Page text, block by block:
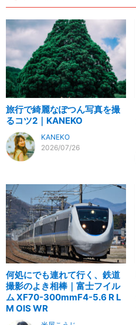
旅行で綺麗なぽつん写真を撮
るコツ2｜KANEKO
KANEKO
2026/07/26
何処にでも連れて行く、鉄道
撮影のよき相棒｜富士フイル
ム XF70-300mmF4-5.6 R L
M OIS WR